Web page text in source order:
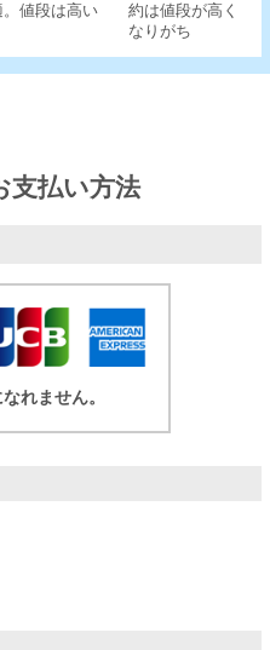
。値段は高い
約は値段が高く
なりがち
支払い方法
れません。